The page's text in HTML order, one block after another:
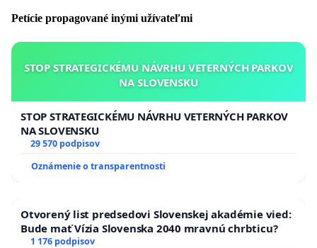
Petície propagované inými užívateľmi
STOP STRATEGICKÉMU NÁVRHU VETERNÝCH PARKOV
NA SLOVENSKU
STOP STRATEGICKÉMU NÁVRHU VETERNÝCH PARKOV
NA SLOVENSKU
29 570 podpisov
Oznámenie o transparentnosti
Otvorený list predsedovi Slovenskej akadémie vied:
Bude mať Vízia Slovenska 2040 mravnú chrbticu?
1 176 podpisov